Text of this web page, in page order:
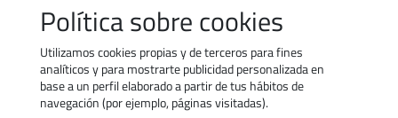
Política sobre cookies
Utilizamos cookies propias y de terceros para fines
analíticos y para mostrarte publicidad personalizada en
base a un perfil elaborado a partir de tus hábitos de
navegación (por ejemplo, páginas visitadas).
Normativa complementaria